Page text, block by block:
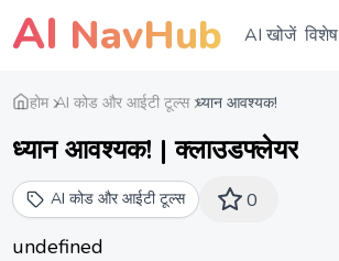
AI NavHub AI खोजें विशेष
होम AI कोड और आईटी टूल्स ध्यान आवश्यक!
ध्यान आवश्यक! | क्लाउडफ्लेयर
AI कोड और आईटी टूल्स 0
undefined